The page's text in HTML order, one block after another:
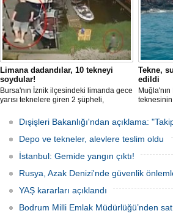
Limana dadandılar, 10 tekneyi
soydular!
Bursa'nın İznik ilçesindeki limanda gece
yarısı teknelere giren 2 şüpheli,
çaldı. Olay, güvenlik kameralarına
yansıdı, tekne sahiplerinin ihbarıyla
jandarma inceleme başlattı.
Tekne,
edildi
teknenin
kurtarma
Dışişleri Bakanlığı'ndan açıklama:
Depo ve tekneler, alevlere teslim oldu
İstanbul: Gemide yangın çıktı!
Rusya, Azak Denizi'nde güvenlik
YAŞ kararları açıklandı
Bodrum Milli Emlak Müdürlüğü’nden